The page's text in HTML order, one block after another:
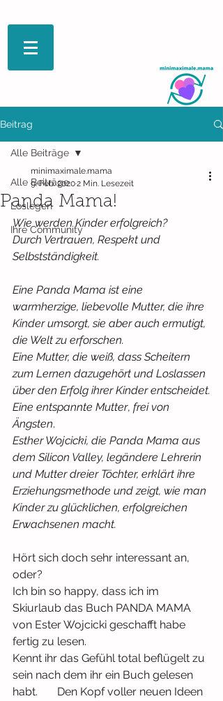
Beitrag
Alle Beiträge
Loslegen
Ihre Community
Alle Beiträge
Panda Mama!
minimaximale.mama
9. Feb. 20202 Min. Lesezeit
Wie werden Kinder erfolgreich?
Durch Vertrauen, Respekt und
Selbstständigkeit.
Eine Panda Mama ist eine
warmherzige, liebevolle Mutter, die ihre
Kinder umsorgt, sie aber auch ermutigt,
die Welt zu erforschen.
Eine Mutter, die weiß, dass Scheitern
zum Lernen dazugehört und Loslassen
über den Erfolg ihrer Kinder entscheidet.
Eine entspannte Mutter, frei von
Ängsten.
Esther Wojcicki, die Panda Mama aus
dem Silicon Valley, legändere Lehrerin
und Mutter dreier Töchter, erklärt ihre
Erziehungsmethode und zeigt, wie man
Kinder zu glücklichen, erfolgreichen
Erwachsenen macht.
Hört sich doch sehr interessant an,
oder?
Ich bin so happy, dass ich im
Skiurlaub das Buch PANDA MAMA
von Ester Wojcicki geschafft habe
fertig zu lesen.
Kennt ihr das Gefühl total beflügelt zu
sein nach dem ihr ein Buch gelesen
habt.       Den Kopf voller neuen Ideen